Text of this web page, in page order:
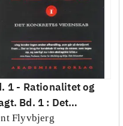
1 - Rationalitet og
Bd. 1 : Det
videnskab
Flyvbjerg